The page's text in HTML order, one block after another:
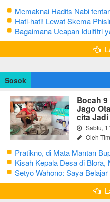
Memaknai Hadits Nabi
Secara Bijak Agar Tidak
Hati-hati! Lewat Skema
Kurang dari 3 Menit
Bagaimana Ucapan Idulfitri
Rasulullah
Sosok
Bocah
Jago
cita
Sabtu,
Oleh
Pratikno, di Mata Mantan
Kisah Kepala Desa di Blora,
Masih Hidup Sederhana
Setyo Wahono: Saya